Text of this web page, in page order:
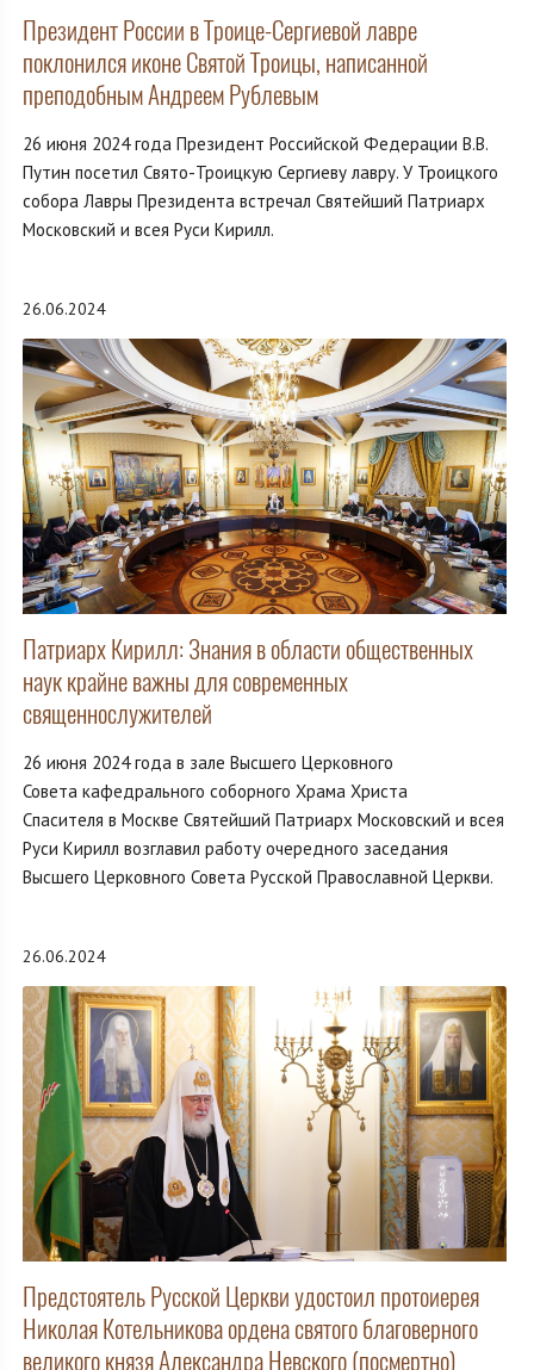
Президент России в Троице-Сергиевой лавре
поклонился иконе Святой Троицы, написанной
преподобным Андреем Рублевым
26 июня 2024 года Президент Российской Федерации В.В.
Путин посетил Свято-Троицкую Сергиеву лавру. У Троицкого
собора Лавры Президента встречал Святейший Патриарх
Московский и всея Руси Кирилл.
26.06.2024
Патриарх Кирилл: Знания в области общественных
наук крайне важны для современных
священнослужителей
26 июня 2024 года в зале Высшего Церковного
Совета кафедрального соборного Храма Христа
Спасителя в Москве Святейший Патриарх Московский и всея
Руси Кирилл возглавил работу очередного заседания
Высшего Церковного Совета Русской Православной Церкви.
26.06.2024
Предстоятель Русской Церкви удостоил протоиерея
Николая Котельникова ордена святого благоверного
великого князя Александра Невского (посмертно)